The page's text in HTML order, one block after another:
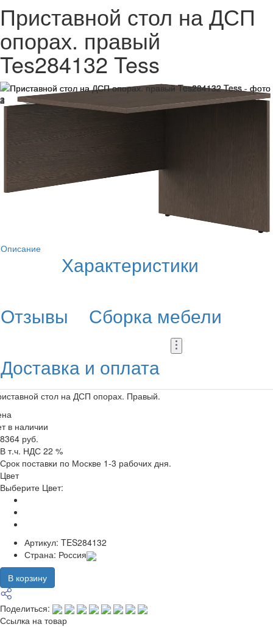
Приставной стол на ДСП
опорах. правый
Tes284132 Tess
Описание
Характеристики
Отзывы
Сборка мебели
Доставка и оплата
стол на ДСП опорах. Правый.
в наличии
8364 руб.
В т.ч. НДС 22 %
Срок поставки по Москве 1-3 рабочих дня.
Цвет
Выберите Цвет:
Артикул: TES284132
Страна: Россия
В корзину
Поделиться:
Ссылка на товар